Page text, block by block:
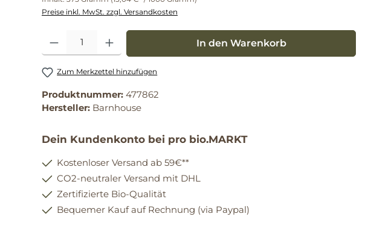
Preise inkl. MwSt. zzgl. Versandkosten
Produkt Anzahl: Gib den gewünschten Wert ein oder benutze die Schaltflächen um die
In den Warenkorb
Zum Merkzettel hinzufügen
Produktnummer: 477862
Hersteller: Barnhouse
Dein Kundenkonto bei pro bio.MARKT
Kostenloser Versand ab 59€**
CO2-neutraler Versand mit DHL
Zertifizierte Bio-Qualität
Bequemer Kauf auf Rechnung (via Paypal)